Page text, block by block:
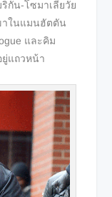
กัน-โซมาเลียวัย
าในแมนฮัตตัน
และคิม
ยู่แถวหน้า